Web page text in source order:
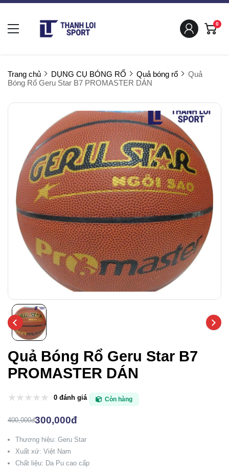
0
Trang chủ DỤNG CỤ BÓNG RỔ Quả bóng rổ
Quả
Bóng Rổ Geru Star B7 PROMASTER DÁN
Quả Bóng Rổ Geru Star B7
PROMASTER DÁN
0 đánh giá Còn hàng
400,000đ300,000đ
Thương hiệu: Geru Star
Xuất xứ: Việt Nam
Chất liệu: Da Pu cao cấp